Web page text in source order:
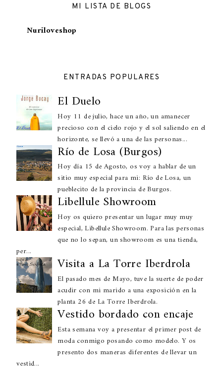
MI LISTA DE BLOGS
Nuriloveshop
ENTRADAS POPULARES
El Duelo
Hoy 11 de julio, hace un año, un amanecer
precioso con el cielo rojo y el sol saliendo en el
horizonte, se llevó a una de las personas...
Río de Losa (Burgos)
Hoy día 15 de Agosto, os voy a hablar de un
sitio muy especial para mi: Río de Losa, un
pueblecito de la provincia de Burgos.
Libellule Showroom
Hoy os quiero presentar un lugar muy muy
especial, Libellule Showroom. Para las personas
que no lo sepan, un showroom es una tienda,
per...
Visita a La Torre Iberdrola
El pasado mes de Mayo, tuve la suerte de poder
acudir con mi marido a una exposición en la
planta 26 de La Torre Iberdrola.
Vestido bordado con encaje
Esta semana voy a presentar el primer post de
moda conmigo posando como modelo. Y os
presento dos maneras diferentes de llevar un
vestid...